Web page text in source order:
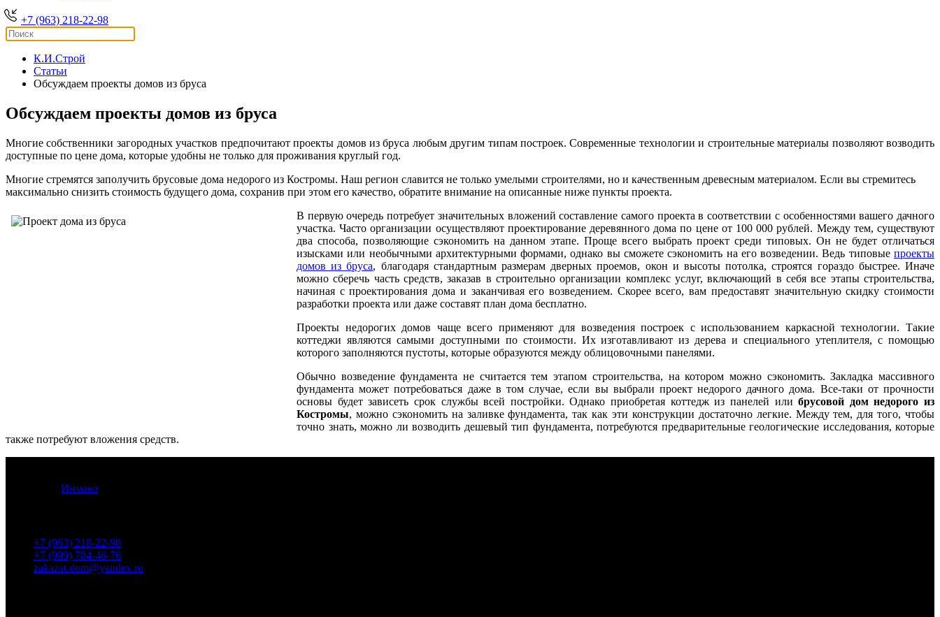
+7 (963) 218-22-98
К.И.Строй
Статьи
Обсуждаем проекты домов из бруса
Обсуждаем проекты домов из бруса
Многие собственники загородных участков предпочитают проекты домов из бруса любым другим типам построек. Современные технологии и строительные материалы позволяют возводить
доступные по цене дома, которые удобны не только для проживания круглый год.
Многие стремятся заполучить брусовые дома недорого из Костромы. Наш регион славится не только умелыми строителями, но и качественным древесным материалом. Если вы стремитесь
максимально снизить стоимость будущего дома, сохранив при этом его качество, обратите внимание на описанные ниже пункты проекта.
В первую очередь потребует значительных вложений составление самого проекта в соответствии с особенностями вашего дачного
участка. Часто организации осуществляют проектирование деревянного дома по цене от 100 000 рублей. Между тем, существуют
два способа, позволяющие сэкономить на данном этапе. Проще всего выбрать проект среди типовых. Он не будет отличаться
изысками или необычными архитектурными формами, однако вы сможете сэкономить на его возведении. Ведь типовые проекты
домов из бруса, благодаря стандартным размерам дверных проемов, окон и высоты потолка, строятся гораздо быстрее. Иначе
можно сберечь часть средств, заказав в строительно организации комплекс услуг, включающий в себя все этапы строительства,
начиная с проектирования дома и заканчивая его возведением. Скорее всего, вам предоставят значительную скидку стоимости
разработки проекта или даже составят план дома бесплатно.
Проекты недорогих домов чаще всего применяют для возведения построек с использованием каркасной технологии. Такие
коттеджи являются самыми доступными по стоимости. Их изготавливают из дерева и специального утеплителя, с помощью
которого заполняются пустоты, которые образуются между облицовочными панелями.
Обычно возведение фундамента не считается тем этапом строительства, на котором можно сэкономить. Закладка массивного
фундамента может потребоваться даже в том случае, если вы выбрали проект недорого дачного дома. Все-таки от прочности
основы будет зависеть срок службы всей постройки. Однако приобретая коттедж из панелей илибрусовой дом недорого из
Костромы, можно сэкономить на заливке фундамента, так как эти конструкции достаточно легкие. Между тем, для того, чтобы
точно знать, можно ли возводить дешевый тип фундамента, потребуются предварительные геологические исследования, которые
также потребуют вложения средств.
Инмако
+7 (963) 218-22-98
+7 (999) 784-46-76
zakazat.dom@yandex.ru